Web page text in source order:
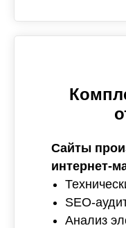
Сайты
интернет-
SEO-
Анализ